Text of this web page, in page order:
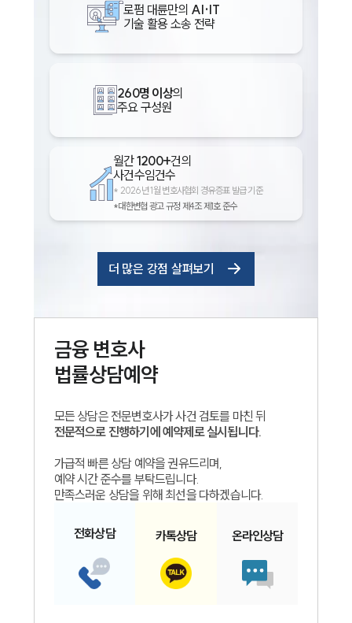
로펌 대륜만의 AI·IT
기술 활용 소송 전략
260명 이상의
주요 구성원
월간1200+건의
사건수임건수
* 2026년 1월 변호사협회 경유증표 발급 기준
*대한변협 광고 규정 제4조 제1호 준수
더 많은 강점 살펴보기
금융변호사
법률상담예약
모든 상담은 전문변호사가 사건 검토를 마친 뒤
전문적으로 진행하기에 예약제로 실시됩니다.
가급적 빠른 상담 예약을 권유드리며,
예약 시간 준수를 부탁드립니다.
만족스러운 상담을 위해 최선을 다하겠습니다.
전화상담 카톡상담 온라인상담